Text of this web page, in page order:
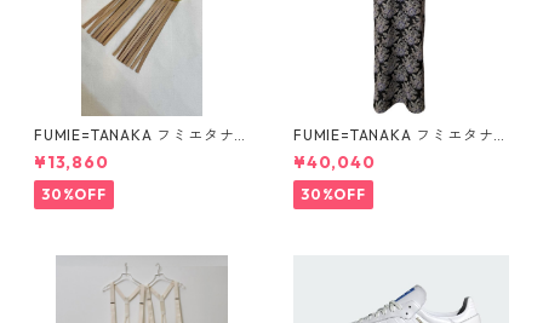
FUMIE=TANAKA フミエタナ
カ ring fringe earring F23A
-55 NU
¥13,860
30%OFF
FUMIE=TANAKA フミエタナ
カ flower JQ OP (BLK)F25S-
13
¥40,040
30%OFF